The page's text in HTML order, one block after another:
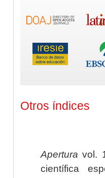
Otros índices
Apertura vol.
científica